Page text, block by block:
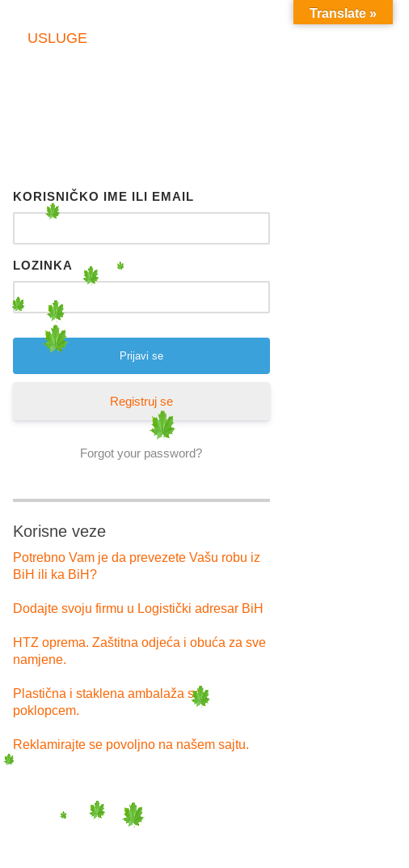
USLUGE
KORISNIČKO IME ILI EMAIL
LOZINKA
Registruj se
Forgot your password?
Korisne veze
Potrebno Vam je da prevezete Vašu robu iz
BiH ili ka BiH?
Dodajte svoju firmu u Logistički adresar BiH
HTZ oprema. Zaštitna odjeća i obuća za sve
namjene.
Plastična i staklena ambalaža sa
poklopcem.
Reklamirajte se povoljno na našem sajtu.
Translate »